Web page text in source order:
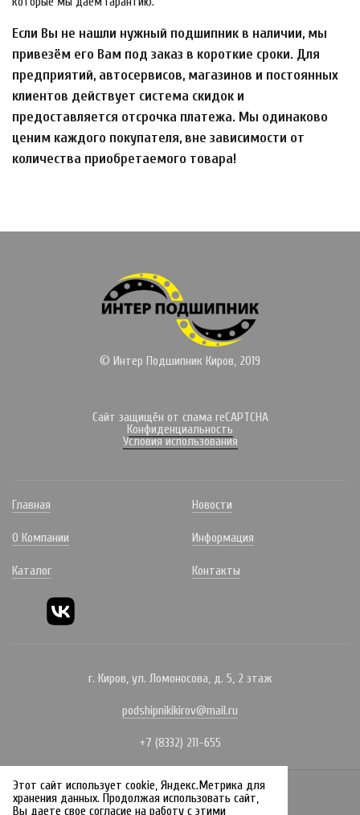
Если Вы не нашли нужный подшипник в наличии, мы
привезём его Вам под заказ в короткие сроки. Для
предприятий, автосервисов, магазинов и постоянных
клиентов действует система скидок и
предоставляется отсрочка платежа. Мы одинаково
ценим каждого покупателя, вне зависимости от
количества приобретаемого товара!
© Интер Подшипник Киров, 2019
Сайт защищён от спама reCAPTCHA
Конфиденциальность
Условия использования
Главная
О Компании
Каталог
Новости
Информация
Контакты
г. Киров, ул. Ломоносова, д. 5, 2 этаж
podshipnikikirov@mail.ru
+7 (8332) 211-655
Политика конфиденциальности
Этот сайт использует cookie, Яндекс.Метрика для
хранения данных. Продолжая использовать сайт,
Вы даете свое согласие на работу с этими